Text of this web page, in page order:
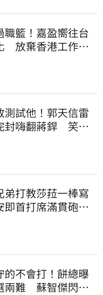
職籃！嘉盈嚮往台
放棄香港工作跨
測試他！郭天信雷
封嗨翻蔣銲 笑談
弟打教莎菈一棒寫
首打席滿貫砲！
的不會打！餅總曝
兩難 蘇智傑閃到